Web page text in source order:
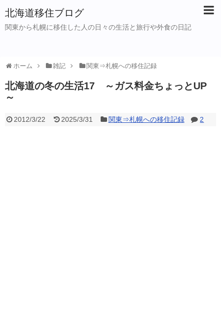
北海道移住ブログ
関東から札幌に移住した人の日々の生活と旅行や外食の日記
ホーム 雑記 関東⇒札幌への移住記録
北海道の冬の生活17 ～ガス料金ちょっとUP
～
2012/3/22 2025/3/31 関東⇒札幌への移住記録 2